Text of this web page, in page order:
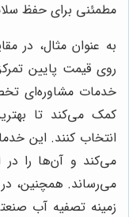
مطمئنی برای حفظ
به عنوان مثال، در
روی قیمت پایین
خدمات مشاوره‌ای
کمک می‌کند تا
انتخاب کنند. این
می‌کند و آن‌ها را در
می‌رساند. همچنین،
زمینه تصفیه آب